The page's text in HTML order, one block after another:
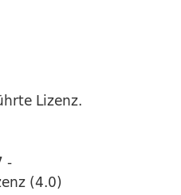
Lizenz.
-
(4.0)